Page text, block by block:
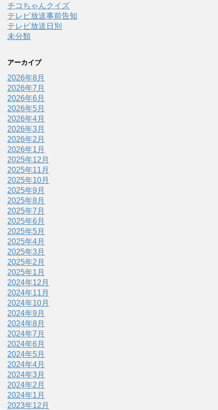
チコちゃんクイズ
テレビ放送事前告知
テレビ放送日別
未分類
アーカイブ
2026年8月
2026年7月
2026年6月
2026年5月
2026年4月
2026年3月
2026年2月
2026年1月
2025年12月
2025年11月
2025年10月
2025年9月
2025年8月
2025年7月
2025年6月
2025年5月
2025年4月
2025年3月
2025年2月
2025年1月
2024年12月
2024年11月
2024年10月
2024年9月
2024年8月
2024年7月
2024年6月
2024年5月
2024年4月
2024年3月
2024年2月
2024年1月
2023年12月